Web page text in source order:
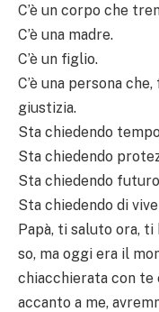
C’è un corpo che
C’è una madre.
C’è un figlio.
C’è una persona
giustizia.
Sta chiedendo
Sta chiedendo
Sta chiedendo
Sta chiedendo di
Papà, ti saluto ora,
so, ma oggi era il
chiacchierata con te
accanto a me,